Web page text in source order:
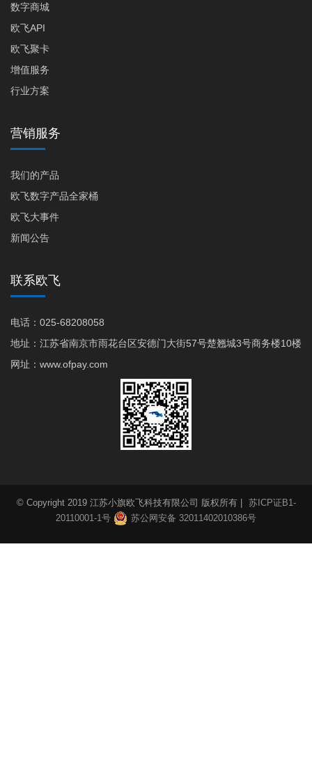
数字商城
欧飞API
欧飞聚卡
增值服务
行业方案
营销服务
我们的产品
欧飞数字产品全家桶
欧飞大事件
新闻公告
联系欧飞
电话：025-68208058
地址：江苏省南京市雨花台区安德门大街57号楚翘城3号商务楼10楼
网址：www.ofpay.com
© Copyright 2019 江苏小旗欧飞科技有限公司 版权所有 |
苏ICP证B1-
20110001-1号
苏公网安备 32011402010386号